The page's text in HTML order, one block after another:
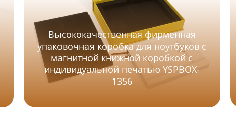
Высококачественная фирменная
упаковочная коробка для ноутбуков с
магнитной книжной коробкой с
индивидуальной печатью YSPBOX-
1356